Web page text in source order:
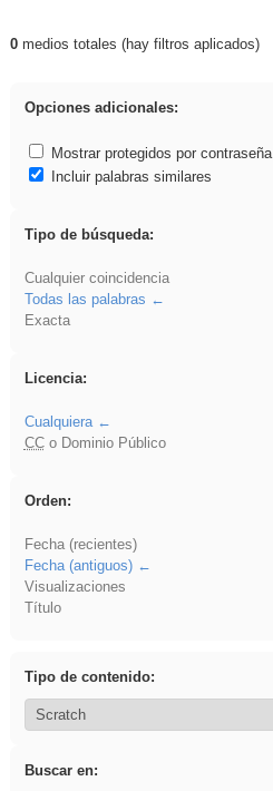
Resultados de: realista
0medios totales (hay filtros aplicados)
Opciones adicionales:
Mostrar protegidos por contraseña
Incluir palabras similares
Tipo de búsqueda:
Cualquier coincidencia
Todas las palabras
Exacta
Licencia:
Cualquiera
CCo Dominio Público
Orden:
Fecha (recientes)
Fecha (antiguos)
Visualizaciones
Título
Tipo de contenido:
Buscar en: